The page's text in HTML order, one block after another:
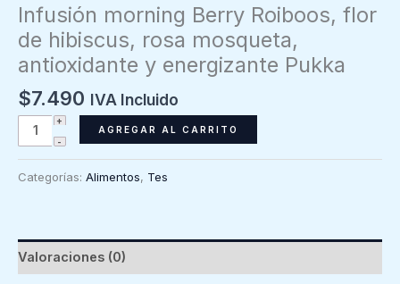
Infusión morning Berry Roiboos, flor
de hibiscus, rosa mosqueta,
antioxidante y energizante Pukka
$7.490 IVA Incluido
Infusión
morning
Roiboos,
hibiscus,
rosa
AGREGAR AL CARRITO
Categorías: Alimentos, Tes
Valoraciones (0)